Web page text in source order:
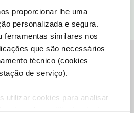
proporcionar lhe uma
personalizada e segura.
ferramentas similares nos
que são necessários
técnico (cookies
de serviço).
utilizar cookies para analisar
algo especifico e individual,
contacte saiba como
informação relevante. Marque